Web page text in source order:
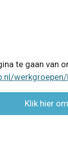
te gaan van
Klik hier